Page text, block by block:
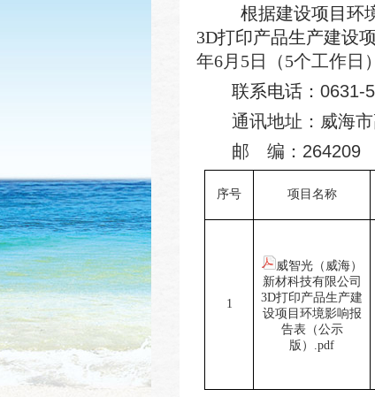
根据建设项目环
3D打印产品生产建设
年6月 5日（5个工作日
联系电话： 0631-
通讯地址：威海
邮 编： 264209
序号 项目名称
1
威智光（威海）
新材科技有限公司
3D打印产品生产建
设项目环境影响报
告表（公示
版）.pdf